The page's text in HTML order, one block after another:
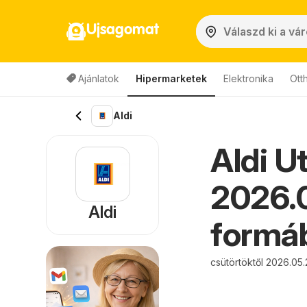
Ujsagomat
Ajánlatok Hipermarketek Elektronika
Aldi
Aldi
csütörtöktől
Aldi